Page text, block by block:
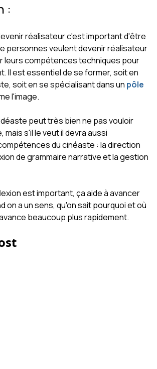
:
réalisateur c'est important d'être
personnes veulent devenir réalisateur
leurs compétences techniques pour
Il est essentiel de se former, soit en
soit en se spécialisant dans un pôle
l'image.
peut très bien ne pas vouloir
mais s'il le veut il devra aussi
du cinéaste : la direction
de grammaire narrative et la gestion
est important, ça aide à avancer
on a un sens, qu'on sait pourquoi et où
beaucoup plus rapidement.